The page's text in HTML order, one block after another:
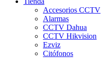
Accesorios CCTV
Alarmas
CCTV Dahua
CCTV Hikvision
Ezviz
Citófonos